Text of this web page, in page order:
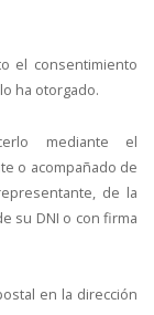
el consentimiento
ha otorgado.
mediante el
o acompañado de
de la
su DNI o con firma
en la dirección